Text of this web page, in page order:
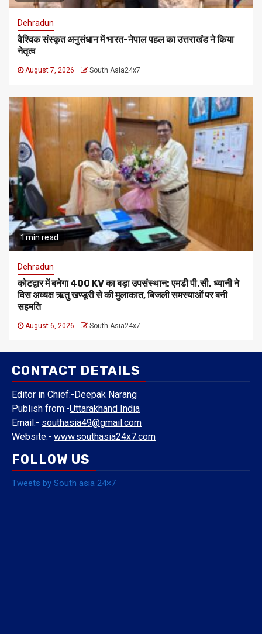
Dehradun
वैश्विक संस्कृत अनुसंधान में भारत-नेपाल पहल का उत्तराखंड ने किया
नेतृत्व
August 7, 2026 South Asia24x7
1 min read
Dehradun
कोटद्वार में बनेगा 400 KV का बड़ा उपसंस्थान: एमडी पी.सी. ध्यानी ने
विस अध्यक्ष ऋतु खण्डूरी से की मुलाकात, बिजली समस्याओं पर बनी
सहमति
August 6, 2026 South Asia24x7
CONTACT DETAILS
Editor in Chief:-Deepak Narang
Publish from:-Uttarakhand India
Email:- southasia49@gmail.com
Website:- www.southasia24x7.com
FOLLOW US
Tweets by South asia 24×7